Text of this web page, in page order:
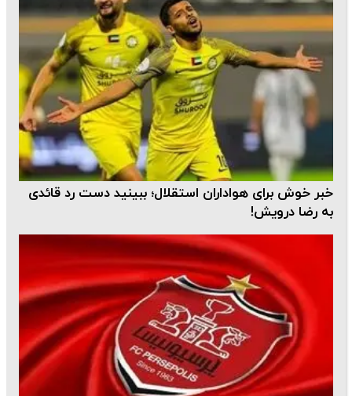
خبر خوش برای هواداران استقلال؛ ببینید دست رد قائدی
به رضا درویش!